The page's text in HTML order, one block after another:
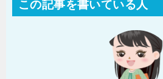
この記事を書いている人